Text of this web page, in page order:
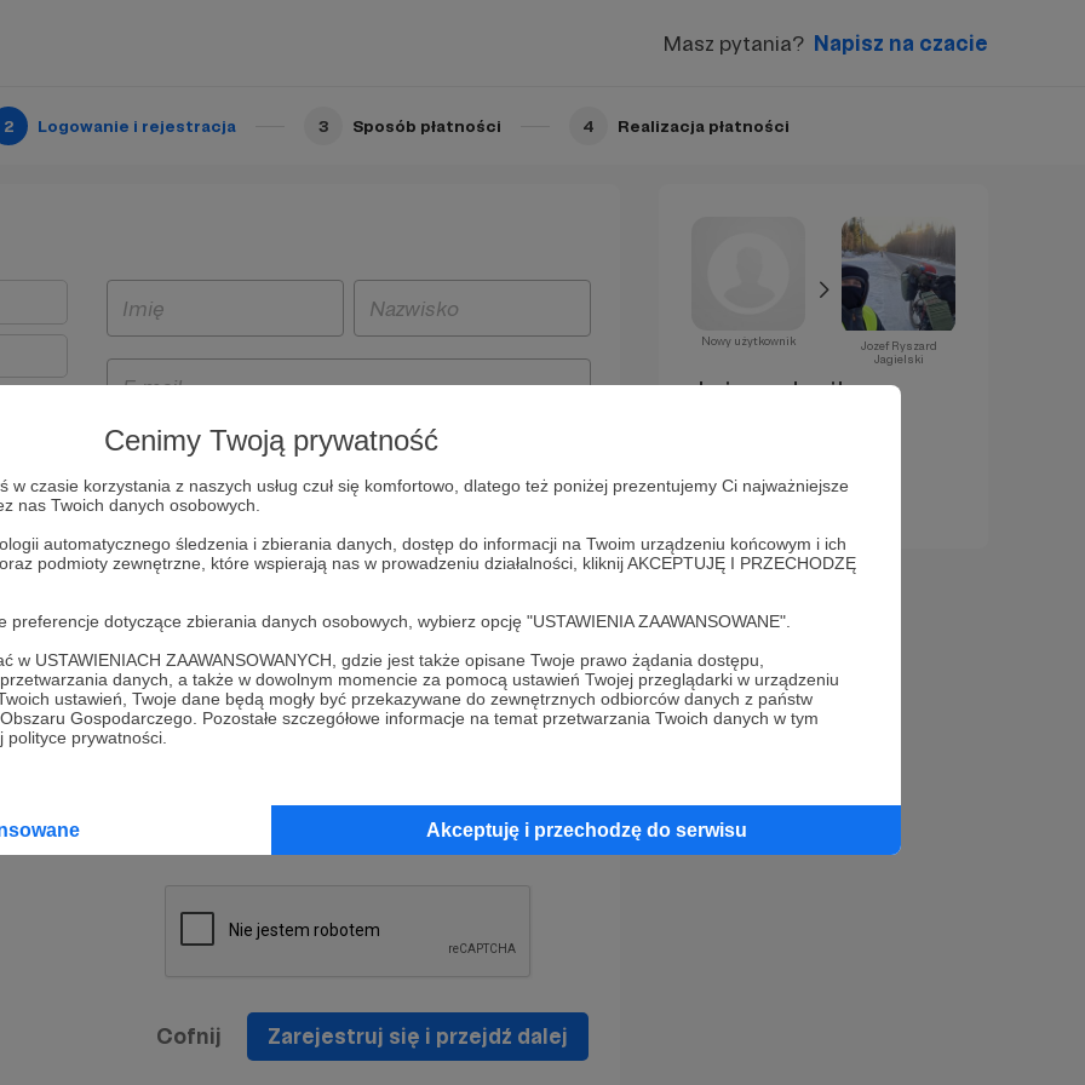
Cenimy Twoją prywatność
w czasie korzystania z naszych usług czuł się komfortowo, dlatego też poniżej prezentujemy Ci najważniejsze
nas Twoich danych osobowych.
automatycznego śledzenia i zbierania danych, dostęp do informacji na Twoim urządzeniu końcowym i ich
podmioty zewnętrzne, które wspierają nas w prowadzeniu działalności, kliknij AKCEPTUJĘ I PRZECHODZĘ
dotyczące zbierania danych osobowych, wybierz opcję "USTAWIENIA ZAAWANSOWANE".
w USTAWIENIACH ZAAWANSOWANYCH, gdzie jest także opisane Twoje prawo żądania dostępu,
danych, a także w dowolnym momencie za pomocą ustawień Twojej przeglądarki w urządzeniu
ustawień, Twoje dane będą mogły być przekazywane do zewnętrznych odbiorców danych z państw
Gospodarczego. Pozostałe szczegółowe informacje na temat przetwarzania Twoich danych w tym
prywatności.
Akceptuję i przechodzę do serwisu
Masz pytania? Napisz na czacie
2 Logowanie i rejestracja 3 Sposób płatności 4 Realizacja płatności
i
będą
z
prawo
na
Politykę Prywatności
* Wyrażam zgodę na przetwarzanie moich danych
osobowych podanych w formularzu rejestracyjnym w celu
prawidłowego świadczenia usług serwisu Patronite.
informacji handlowych - newslettera. Opcja ta może zostać
Cofnij Zarejestruj się i przejdź dalej
Nowy użytkownik
Jozef Ryszard
Jagielski
Już za chwilę